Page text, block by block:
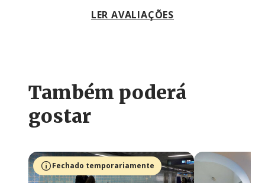
LER AVALIAÇÕES
Também poderá
gostar
Fechado temporariamente